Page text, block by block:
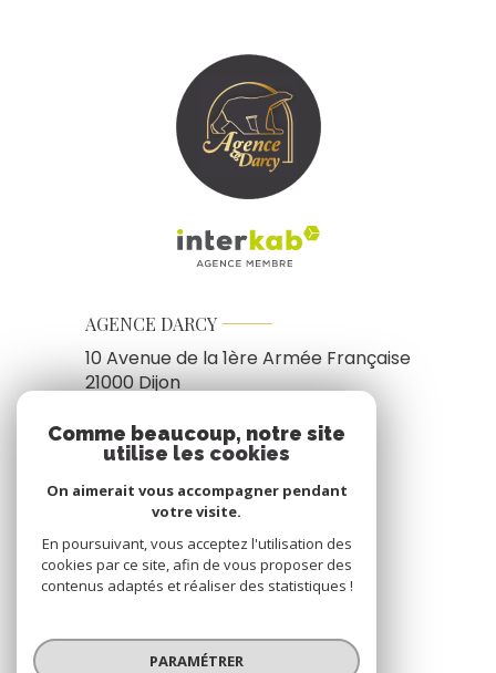
AGENCE DARCY
10 Avenue de la 1ère Armée Française
21000Dijon
03 74 95 08 38
immobilier@agencedarcy.fr
NOS RÉSEAUX
Nous suivre
Comme beaucoup, notre site
utilise les cookies
On aimerait vous accompagner pendant
votre visite.
En poursuivant, vous acceptez l'utilisation des
cookies par ce site, afin de vous proposer des
contenus adaptés et réaliser des statistiques !
PARAMÉTRER